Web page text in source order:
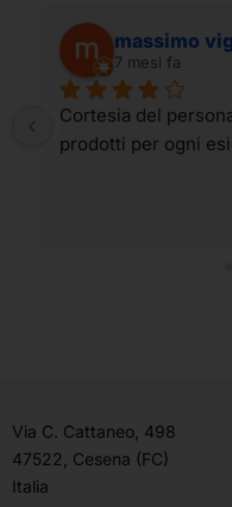
massimo
7 mesi fa
Cortesia del
prodotti per ogni
Via C. Cattaneo, 498
47522, Cesena (FC)
Italia